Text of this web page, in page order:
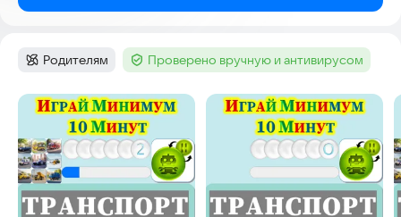
Категория:
Родителям Тег :Проверено вручную и антивирусом
Скриншоты